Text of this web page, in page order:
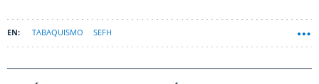
TABAQUISMO SEFH